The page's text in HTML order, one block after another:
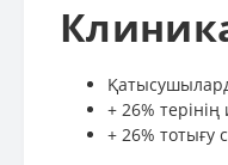
+ 26%
+ 26% тотығу